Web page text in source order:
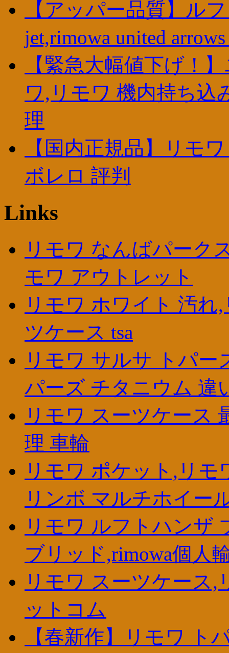
【アッパー品質】ル
jet,rimowa united
【緊急大幅値下げ！
ワ,リモワ 機内持ち込
理
【国内正規品】リモ
ボレロ 評判
Links
リモワ なんばパーク
モワ アウトレット
リモワ ホワイト 汚れ
ツケース tsa
リモワ サルサ トパ
パーズ チタニウム 違
リモワ スーツケース
理 車輪
リモワ ポケット,リ
リンボ マルチホイー
リモワ ルフトハンザ
ブリッド,rimowa個人
リモワ スーツケース
ットコム
【春新作】リモワ ト